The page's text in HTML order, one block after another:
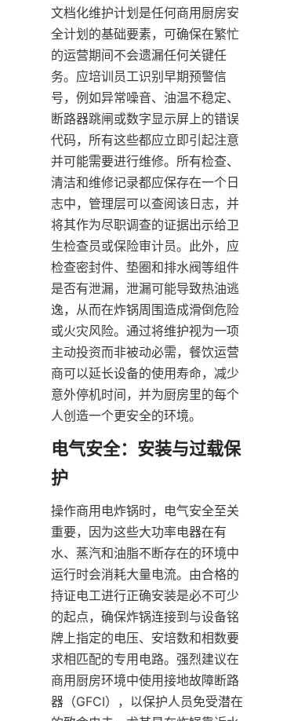
文档化维护计划是任何商用厨房安
全计划的基础要素，可确保在繁忙
的运营期间不会遗漏任何关键任
务。应培训员工识别早期预警信
号，例如异常噪音、油温不稳定、
断路器跳闸或数字显示屏上的错误
代码，所有这些都应立即引起注意
并可能需要进行维修。所有检查、
清洁和维修记录都应保存在一个日
志中，管理层可以查阅该日志，并
将其作为尽职调查的证据出示给卫
生检查员或保险审计员。此外，应
检查密封件、垫圈和排水阀等组件
是否有泄漏，泄漏可能导致热油逃
逸，从而在炸锅周围造成滑倒危险
或火灾风险。通过将维护视为一项
主动投资而非被动必需，餐饮运营
商可以延长设备的使用寿命，减少
意外停机时间，并为厨房里的每个
人创造一个更安全的环境。
电气安全：安装与过载保
操作商用电炸锅时，电气安全至关
重要，因为这些大功率电器在有
水、蒸汽和油脂不断存在的环境中
运行时会消耗大量电流。由合格的
持证电工进行正确安装是必不可少
的起点，确保炸锅连接到与设备铭
牌上指定的电压、安培数和相数要
求相匹配的专用电路。强烈建议在
商用厨房环境中使用接地故障断路
器（GFCI），以保护人员免受潜在